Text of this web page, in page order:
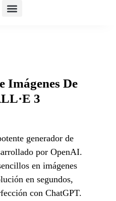
Imágenes De
3
generador de
por OpenAI.
en imágenes
en segundos,
con ChatGPT.